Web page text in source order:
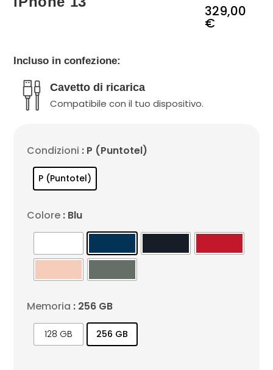
329,00
€
Incluso in confezione:
Cavetto di ricarica
Compatibile con il tuo dispositivo.
Condizioni : P (Puntotel)
P (Puntotel)
Colore : Blu
Memoria : 256 GB
128 GB 256 GB